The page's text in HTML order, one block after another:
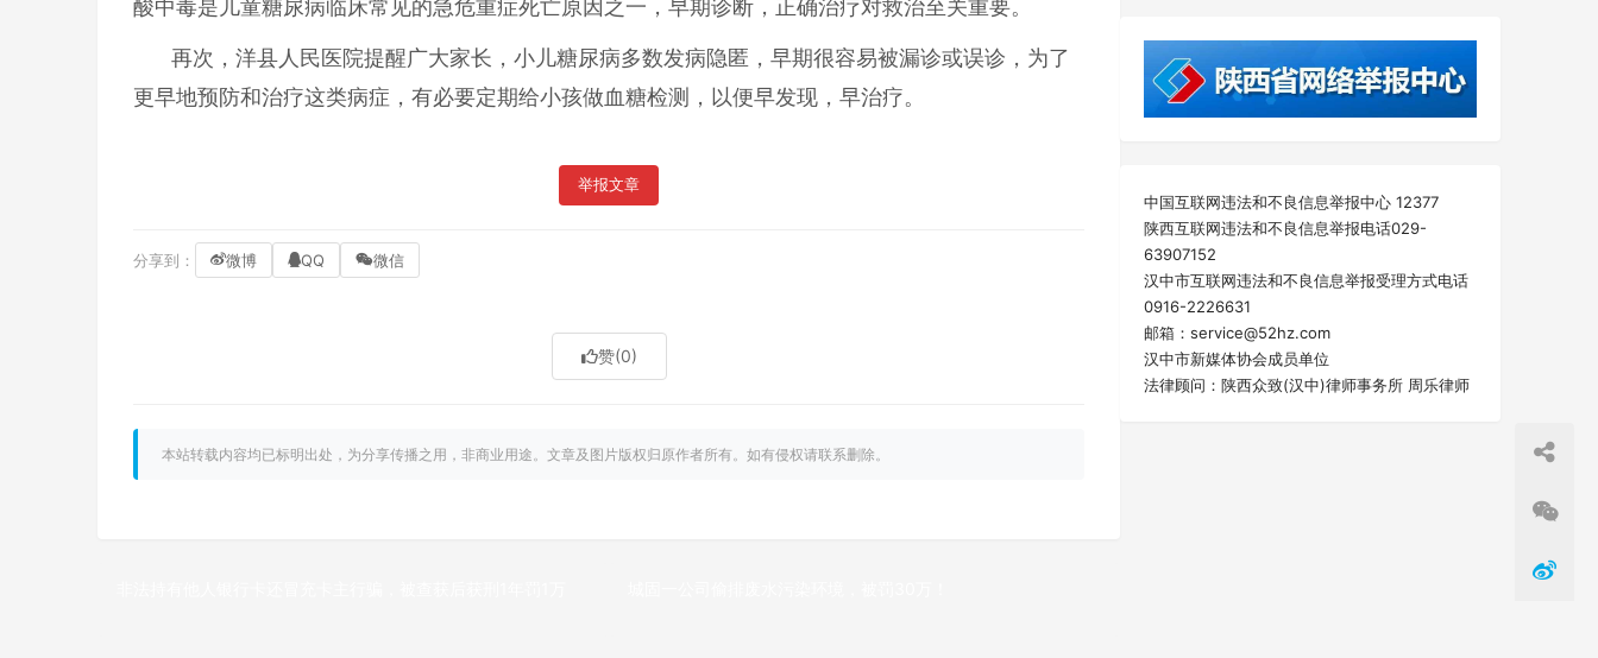
酸中毒是儿童糖尿病临床常见的急危重症死亡原因之一，早期诊断，正确治疗对救治至关重要。
再次，洋县人民医院提醒广大家长，小儿糖尿病多数发病隐匿，早期很容易被漏诊或误诊，为了
更早地预防和治疗这类病症，有必要定期给小孩做血糖检测，以便早发现，早治疗。
举报文章
分享到： 微博 QQ 微信
赞(0)
本站转载内容均已标明出处，为分享传播之用，非商业用途。文章及图片版权归原作者所有。如有侵权请联系删除。
中国互联网违法和不良信息举报中心 12377
陕西互联网违法和不良信息举报电话029-
63907152
汉中市互联网违法和不良信息举报受理方式电话
0916-2226631
邮箱：service@52hz.com
汉中市新媒体协会成员单位
法律顾问：陕西众致(汉中)律师事务所 周乐律师